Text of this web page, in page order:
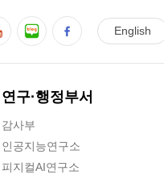
연구·행정부서
감사부
인공지능연구소
피지컬AI연구소
English